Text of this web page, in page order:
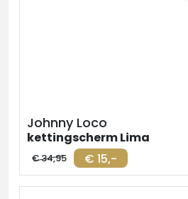
Johnny Loco
kettingscherm Lima
€ 15,-
€ 34,95